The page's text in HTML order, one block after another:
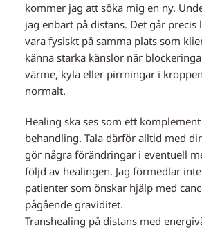
kommer jag att söka mig en ny.
jag enbart på distans. Det går precis
vara fysiskt på samma plats som
känna starka känslor när
värme, kyla eller pirrningar i
normalt.
Healing ska ses som ett
behandling. Tala därför alltid med
gör några förändringar i eventuell
följd av healingen. Jag förmedlar
patienter som önskar hjälp med
pågående graviditet.
Transhealing på distans med